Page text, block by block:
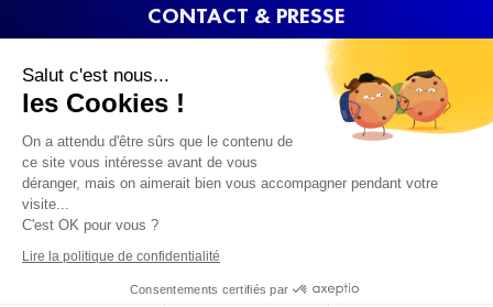
Salut c'est nous...
les Cookies !
On a attendu d'être sûrs que le contenu de
ce site vous intéresse avant de vous
déranger, mais on aimerait bien vous accompagner pendant votre
visite...
C'est OK pour vous ?
Lire la politique de confidentialité
Consentements certifiés par
CONTACT & PRESSE